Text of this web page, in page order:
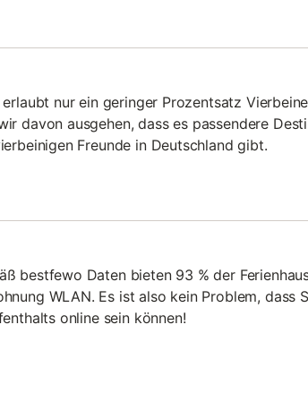
erlaubt nur ein geringer Prozentsatz
davon ausgehen, dass es passendere
Freunde in Deutschland gibt.
bestfewo Daten bieten 93 % der
WLAN. Es ist also kein Problem, dass
online sein können!